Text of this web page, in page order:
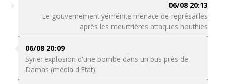
06/08 20:13
Le gouvernement yéménite menace de représailles
après les meurtrières attaques houthies
06/08 20:09
Syrie: explosion d'une bombe dans un bus près de
Damas (média d'Etat)